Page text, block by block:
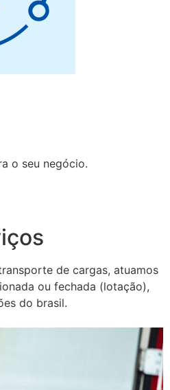
o seu negócio.
de cargas, atuamos
ou fechada (lotação),
do brasil.